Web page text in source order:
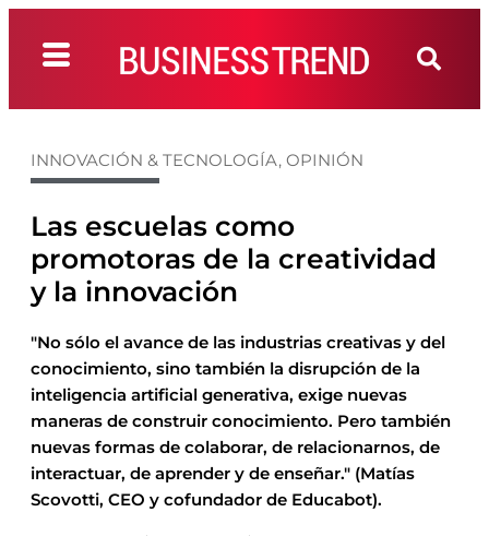
INNOVACIÓN & TECNOLOGÍA, OPINIÓN
Las escuelas como
promotoras de la creatividad
y la innovación
"No sólo el avance de las industrias creativas y del
conocimiento, sino también la disrupción de la
inteligencia artificial generativa, exige nuevas
maneras de construir conocimiento. Pero también
nuevas formas de colaborar, de relacionarnos, de
interactuar, de aprender y de enseñar." (Matías
Scovotti, CEO y cofundador de Educabot).